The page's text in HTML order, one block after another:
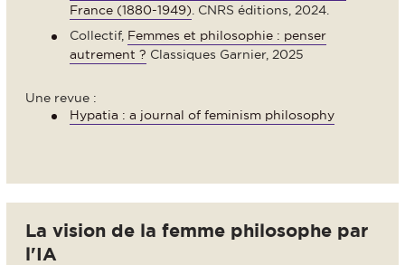
France (1880-1949). CNRS éditions, 2024.
Collectif, Femmes et philosophie : penser
autrement ? Classiques Garnier, 2025
Une revue :
Hypatia : a journal of feminism philosophy
La vision de la femme philosophe par
l'IA